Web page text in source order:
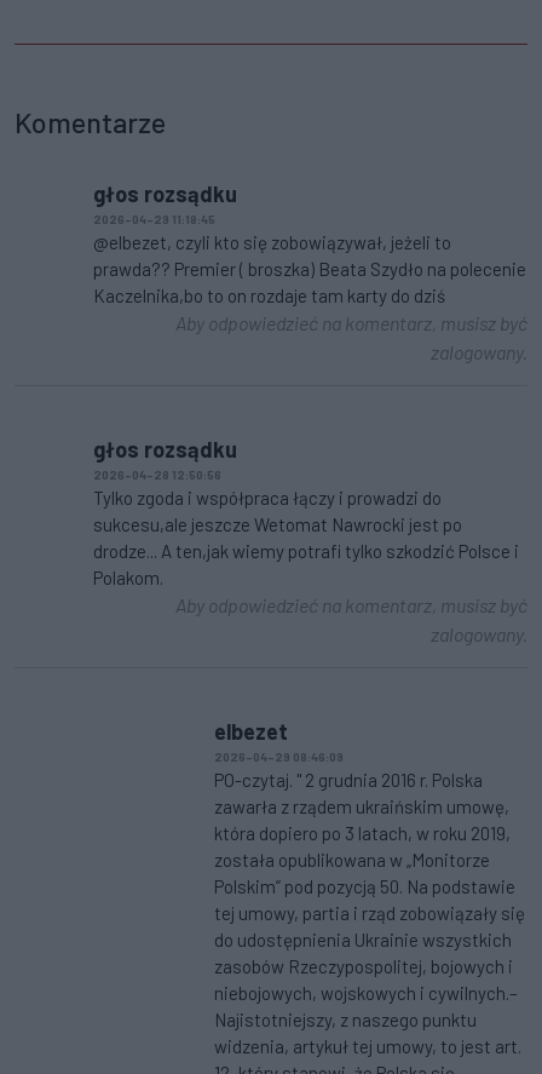
Komentarze
głos rozsądku
2026-04-29 11:18:45
@elbezet, czyli kto się zobowiązywał, jeżeli to
prawda?? Premier ( broszka) Beata Szydło na polecenie
Kaczelnika,bo to on rozdaje tam karty do dziś
Aby odpowiedzieć na komentarz, musisz być
zalogowany.
głos rozsądku
2026-04-28 12:50:56
Tylko zgoda i współpraca łączy i prowadzi do
sukcesu,ale jeszcze Wetomat Nawrocki jest po
drodze... A ten,jak wiemy potrafi tylko szkodzić Polsce i
Polakom.
Aby odpowiedzieć na komentarz, musisz być
zalogowany.
elbezet
2026-04-29 08:46:09
PO-czytaj. " 2 grudnia 2016 r. Polska
zawarła z rządem ukraińskim umowę,
która dopiero po 3 latach, w roku 2019,
została opublikowana w „Monitorze
Polskim” pod pozycją 50. Na podstawie
tej umowy, partia i rząd zobowiązały się
do udostępnienia Ukrainie wszystkich
zasobów Rzeczypospolitej, bojowych i
niebojowych, wojskowych i cywilnych.–
Najistotniejszy, z naszego punktu
widzenia, artykuł tej umowy, to jest art.